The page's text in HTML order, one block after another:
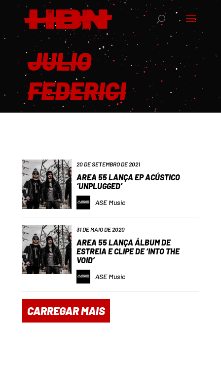
JULIO
FEDERICI
20 DE SETEMBRO DE 2021
AREA 55 LANÇA EP ACÚSTICO
‘UNPLUGGED’
ASE Music
31 DE MAIO DE 2020
AREA 55 LANÇA ÁLBUM DE
ESTREIA E CLIPE DE ‘INTO THE
VOID’
ASE Music
CARREGAR MAIS